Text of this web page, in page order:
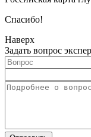
Спасибо!
Наверх
Задать вопрос